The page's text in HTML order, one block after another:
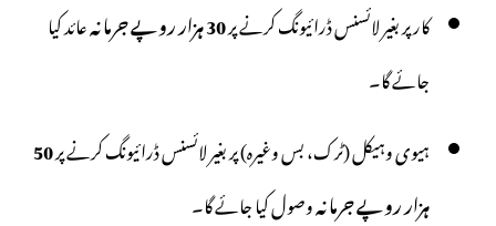
کار پر بغیر لائسنس ڈرائیونگ کرنے پر30 ہزار روپے جرمانہ
عائد کیا
جائے گا۔
ہیوی وہیکل (ٹرک، بس وغیرہ) پر بغیر لائسنس ڈرائیونگ کرنے پر50
ہزار روپے جرمانہوصول کیا جائے گا۔